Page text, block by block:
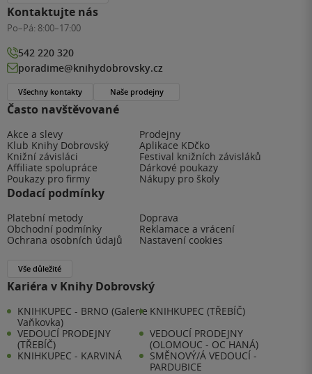
Často navštěvované
Akce a slevy
Prodejny
Klub Knihy Dobrovský
Aplikace KDčko
Knižní závisláci
Festival knižních závisláků
Affiliate spolupráce
Dárkové poukazy
Poukazy pro firmy
Nákupy pro školy
Dodací podmínky
Platební metody
Doprava
Obchodní podmínky
Reklamace a vrácení
Ochrana osobních údajů
Nastavení cookies
Vše důležité
Kariéra v Knihy Dobrovský
KNIHKUPEC - BRNO (Galerie
Vaňkovka)
KNIHKUPEC (TŘEBÍČ)
VEDOUCÍ PRODEJNY
(TŘEBÍČ)
VEDOUCÍ PRODEJNY
(OLOMOUC - OC HANÁ)
KNIHKUPEC - KARVINÁ
SMĚNOVÝ/Á VEDOUCÍ -
PARDUBICE
Kontaktujte nás
Po–Pá: 8:00–17:00
542 220 320
poradime@knihydobrovsky.cz
Všechny kontakty Naše prodejny